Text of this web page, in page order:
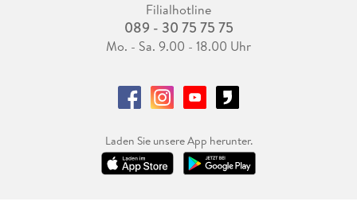
Filialhotline
089 - 30 75 75 75
Mo. - Sa. 9.00 - 18.00 Uhr
Laden Sie unsere App herunter.